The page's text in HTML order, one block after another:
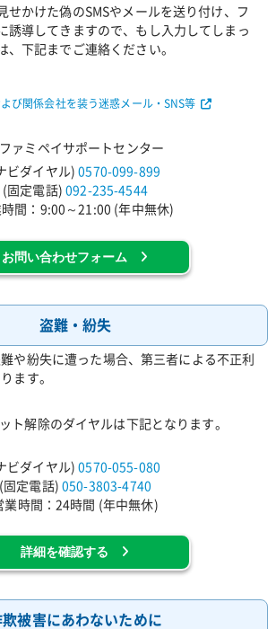
せかけた偽のSMSやメールを送り付け、フ
誘導してきますので、もし入力してしまっ
、下記までご連絡ください。
び関係会社を装う迷惑メール・SNS等
ァミペイサポートセンター
ビダイヤル)0570-099-899
(固定電話)092-235-4544
時間：9:00～21:00 (年中無休)
お問い合わせフォーム
盗難・紛失
や紛失に遭った場合、第三者による不正利
ます。
ト解除のダイヤルは下記となります。
ビダイヤル)0570-055-080
(固定電話)050-3803-4740
業時間：24時間 (年中無休)
詳細を確認する
欺被害にあわないために